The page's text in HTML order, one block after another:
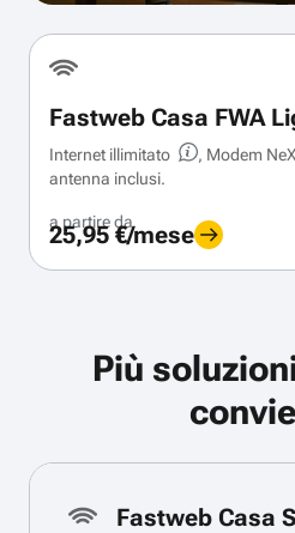
Fastweb Casa FWA
Internet illimitato
, Modem
antenna inclusi.
a partire da
25,95 €/mese
Più
Fastweb Casa